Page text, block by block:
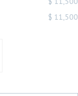
$ 11,500